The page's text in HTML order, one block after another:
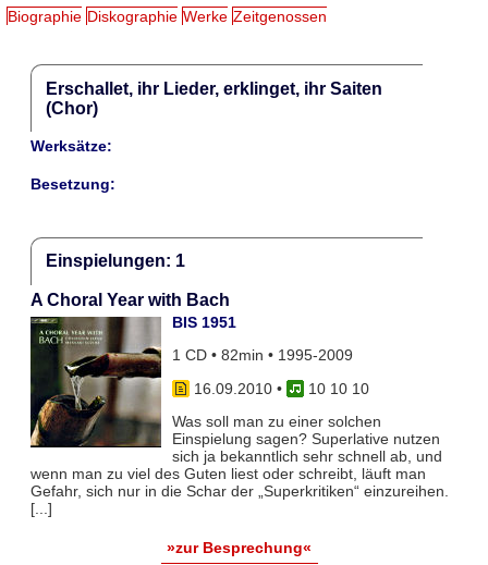
Biographie Diskographie Werke Zeitgenossen
Erschallet, ihr Lieder, erklinget, ihr Saiten
(Chor)
Werksätze:
Besetzung:
Einspielungen: 1
A Choral Year with Bach
BIS 1951
1 CD • 82min • 1995-2009
16.09.2010•
10 10 10
Was soll man zu einer solchen
Einspielung sagen? Superlative nutzen
sich ja bekanntlich sehr schnell ab, und
wenn man zu viel des Guten liest oder schreibt, läuft man
Gefahr, sich nur in die Schar der „Superkritiken“ einzureihen.
[...]
»zur Besprechung«